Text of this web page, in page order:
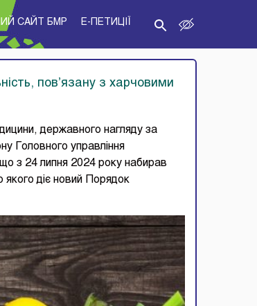
САЙТ БМР E-ПЕТИЦІЇ
пов’язану з харчовими
державного нагляду за
Головного управління
з 24 липня 2024 року набирав
якого діє новий Порядок